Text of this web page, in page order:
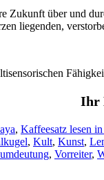
Zukunft über und
liegenden,
Ihr
, Kaffeesatz lesen
, Kult, Kunst,
, Vorreiter,